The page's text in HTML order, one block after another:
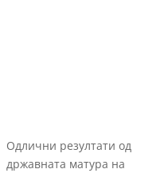
Одлични резултати од
државната матура на